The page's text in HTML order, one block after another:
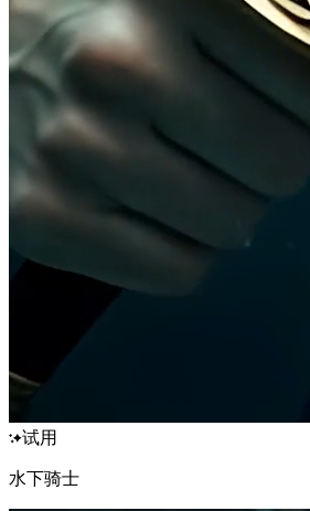
试用
水下骑士